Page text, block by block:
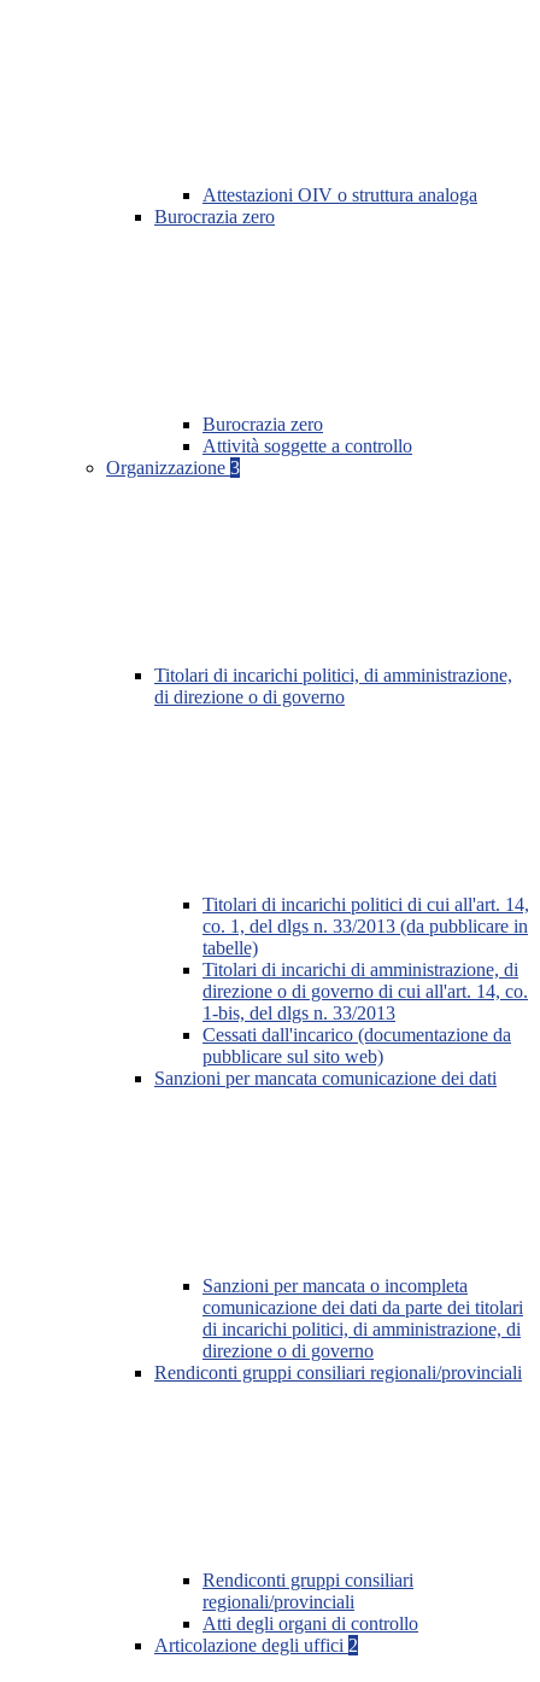
Attestazioni OIV o struttura analoga
Burocrazia zero
Burocrazia zero
Attività soggette a controllo
Organizzazione 3
Titolari di incarichi politici, di amministrazione,
di direzione o di governo
Titolari di incarichi politici di cui all'art. 14,
co. 1, del dlgs n. 33/2013 (da pubblicare in
tabelle)
Titolari di incarichi di amministrazione, di
direzione o di governo di cui all'art. 14, co.
1-bis, del dlgs n. 33/2013
Cessati dall'incarico (documentazione da
pubblicare sul sito web)
Sanzioni per mancata comunicazione dei dati
Sanzioni per mancata o incompleta
comunicazione dei dati da parte dei titolari
di incarichi politici, di amministrazione, di
direzione o di governo
Rendiconti gruppi consiliari regionali/provinciali
Rendiconti gruppi consiliari
regionali/provinciali
Atti degli organi di controllo
Articolazione degli uffici 2